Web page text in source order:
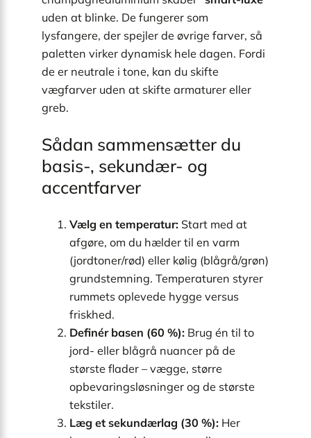
uden at blinke. De fungerer som
lysfangere, der spejler de øvrige farver, så
paletten virker dynamisk hele dagen. Fordi
de er neutrale i tone, kan du skifte
vægfarver uden at skifte armaturer eller
greb.
Sådan sammensætter du
basis-, sekundær- og
accentfarver
Vælg en temperatur: Start med at
afgøre, om du hælder til en varm
(jordtoner/rød) eller kølig (blågrå/grøn)
grundstemning. Temperaturen styrer
rummets oplevede hygge versus
friskhed.
Definér basen (60 %): Brug én til to
jord- eller blågrå nuancer på de
største flader – vægge, større
opbevaringsløsninger og de største
tekstiler.
Læg et sekundærlag (30 %): Her